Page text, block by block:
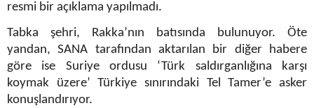
resmi bir açıklama yapılmadı.
Tabka şehri, Rakka’nın batısında bulunuyor. Öte
yandan, SANA tarafından aktarılan bir diğer habere
göre ise Suriye ordusu ‘Türk saldırganlığına karşı
koymak üzere’ Türkiye sınırındaki Tel Tamer’e asker
konuşlandırıyor.